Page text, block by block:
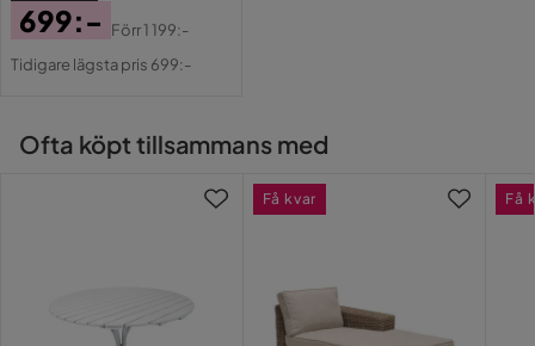
Pris
699:-
Original
Förr1 199:-
Tidigare lägsta pris 699:-
Ofta köpt tillsammans med
Få kvar Få